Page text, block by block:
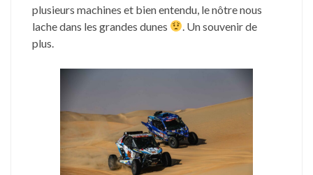
plusieurs machines et bien entendu, le nôtre nous
lache dans les grandes dunes
. Un souvenir de
plus.